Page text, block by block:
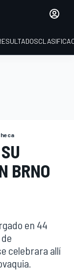
BRNO
en 44
celebrara allí